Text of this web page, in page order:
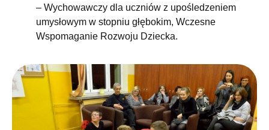
– Wychowawczy dla uczniów z upośledzeniem
umysłowym w stopniu głębokim, Wczesne
Wspomaganie Rozwoju Dziecka.